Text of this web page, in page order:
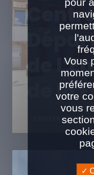
CONSTRUCTION
de
de la
Vous
votre
vous